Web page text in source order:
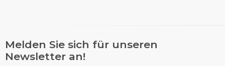
Melden Sie sich für unseren
Newsletter an!